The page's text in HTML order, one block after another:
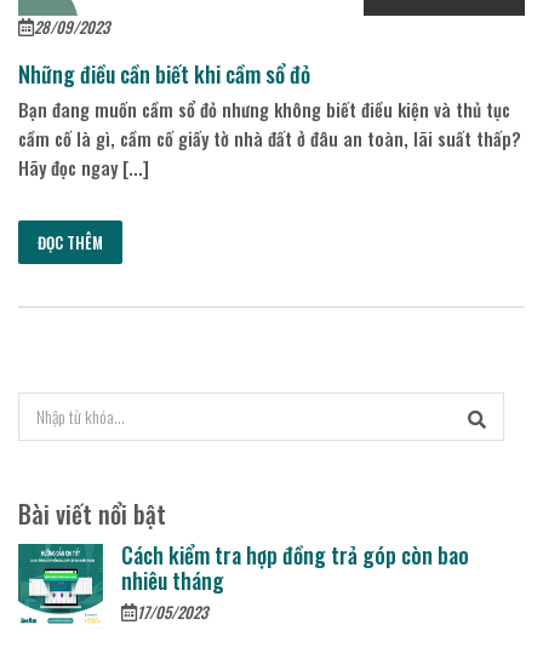
28/09/2023
Những điều cần biết khi cầm sổ đỏ
Bạn đang muốn cầm sổ đỏ nhưng không biết điều kiện và thủ tục
cầm cố là gì, cầm cố giấy tờ nhà đất ở đâu an toàn, lãi suất thấp?
Hãy đọc ngay [...]
ĐỌC THÊM
Bài viết nổi bật
Cách kiểm tra hợp đồng trả góp còn bao
nhiêu tháng
17/05/2023